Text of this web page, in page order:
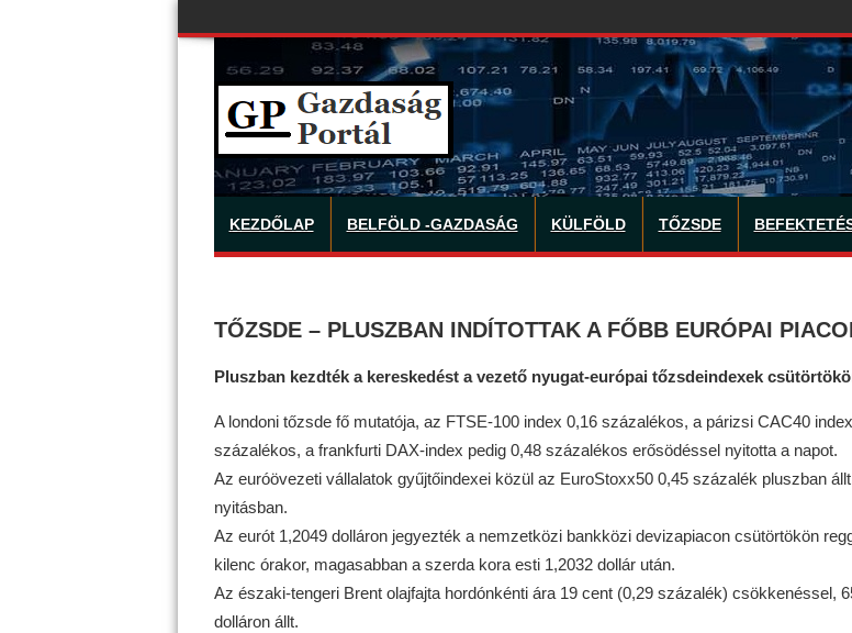
KEZDŐLAP BELFÖLD -GAZDASÁG KÜLFÖLD TŐZSDE
TŐZSDE – PLUSZBAN INDÍTOTTAK A FŐBB EURÓPAI
Pluszban kezdték a kereskedést a vezető nyugat-európai tőzsdeindexek
A londoni tőzsde fő mutatója, az FTSE-100 index 0,16 százalékos, a párizsi CAC40
százalékos, a frankfurti DAX-index pedig 0,48 százalékos erősödéssel nyitotta a napot.
Az euróövezeti vállalatok gyűjtőindexei közül az EuroStoxx50 0,45 százalék pluszban
nyitásban.
Az eurót 1,2049 dolláron jegyezték a nemzetközi bankközi devizapiacon csütörtökön
kilenc órakor, magasabban a szerda kora esti 1,2032 dollár után.
Az északi-tengeri Brent olajfajta hordónkénti ára 19 cent (0,29 százalék) csökkenéssel,
dolláron állt.